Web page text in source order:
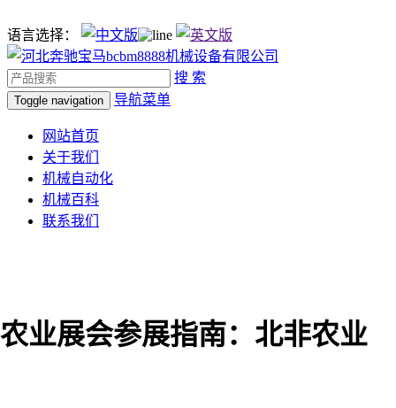
语言选择：
搜 索
Toggle navigation 导航菜单
网站首页
关于我们
机械自动化
机械百科
联系我们
业展会参展指南：北非农业